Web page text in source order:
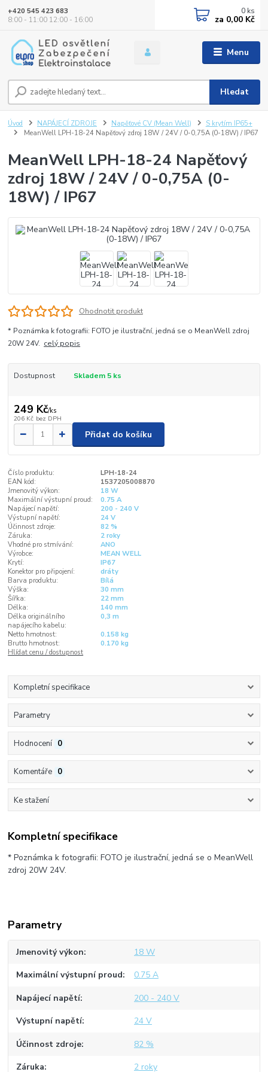
Menu
Hledat
+420 545 423 683
8:00 - 11:00 12:00 - 16:00
0 ks
za 0,00 Kč
Úvod NAPÁJECÍ ZDROJE Napěťové CV (Mean Well)
S krytím IP65+
MeanWell LPH-18-24 Napěťový zdroj 18W / 24V / 0-0,75A (0-18W) / IP67
MeanWell LPH-18-24 Napěťový
zdroj 18W / 24V / 0-0,75A (0-
18W) / IP67
Ohodnotit produkt
* Poznámka k fotografii: FOTO je ilustrační, jedná se o MeanWell zdroj
20W 24V. celý popis
Dostupnost Skladem 5 ks
249 Kč/ks
206 Kč bez DPH
Přidat do košíku
Číslo produktu:
LPH-18-24
EAN kód:
1537205008870
Jmenovitý výkon:
18 W
Maximální výstupní proud:
0.75 A
Napájecí napětí:
200 - 240 V
Výstupní napětí:
24 V
Účinnost zdroje:
82 %
Záruka:
2 roky
Vhodné pro stmívání:
ANO
Výrobce:
MEAN WELL
Krytí:
IP67
Konektor pro připojení:
dráty
Barva produktu:
Bílá
Výška:
30 mm
Šířka:
22 mm
Délka:
140 mm
Délka originálního
napájecího kabelu:
0,3 m
Netto hmotnost:
0.158 kg
Brutto hmotnost:
0.170 kg
Hlídat cenu / dostupnost
Kompletní specifikace
Parametry
Hodnocení 0
Komentáře 0
Ke stažení
Kompletní specifikace
* Poznámka k fotografii: FOTO je ilustrační, jedná se o MeanWell
zdroj 20W 24V.
Parametry
Jmenovitý výkon 18 W
Maximální výstupní proud 0.75 A
Napájecí napětí 200 - 240 V
Výstupní napětí 24 V
Účinnost zdroje 82 %
Záruka 2 roky